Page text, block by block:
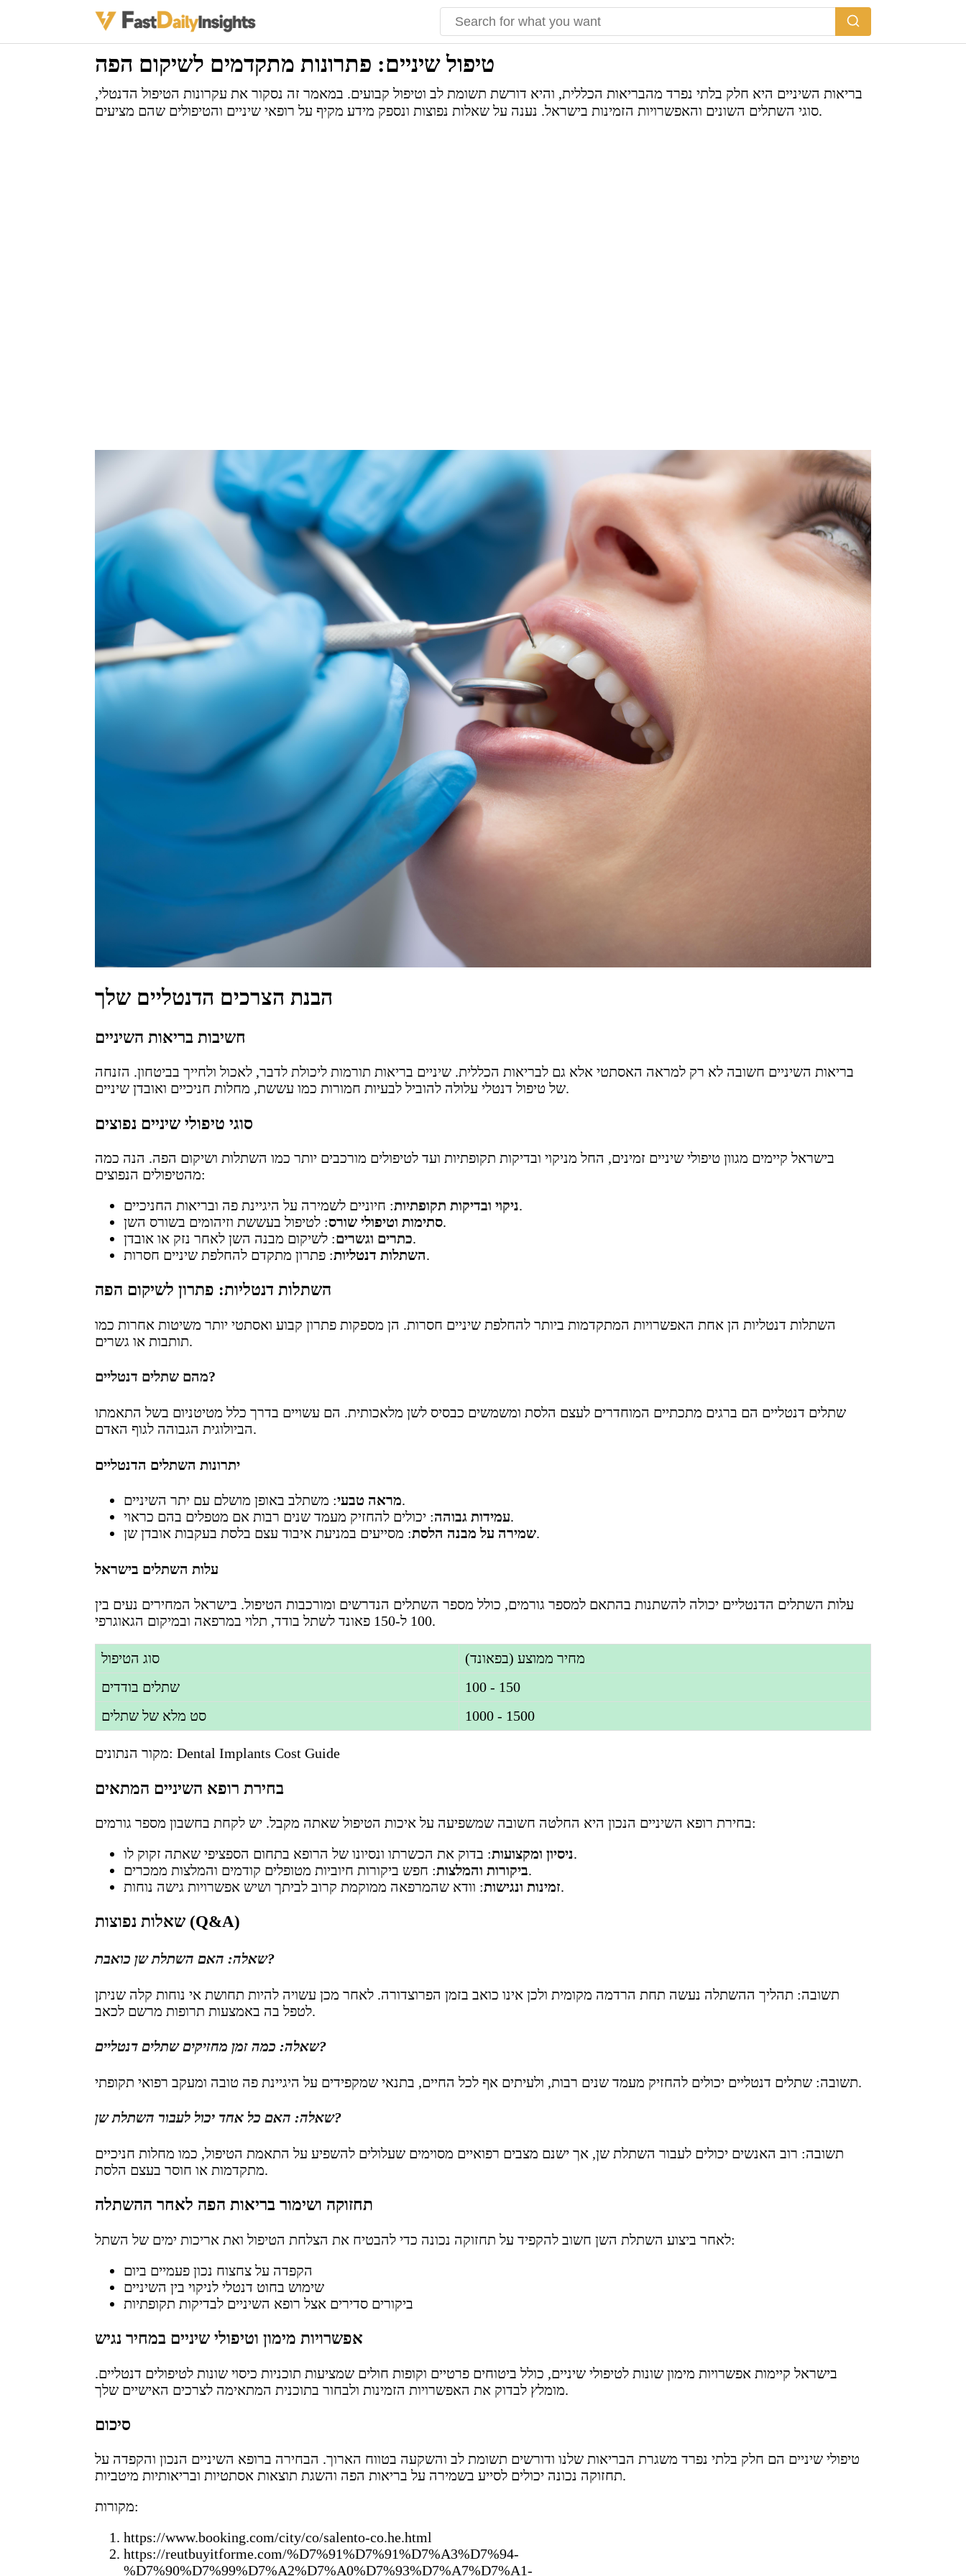
טיפול שיניים: פתרונות מתקדמים לשיקום הפה
בריאות השיניים היא חלק בלתי נפרד מהבריאות הכללית, והיא דורשת תשומת לב וטיפול קבועים. במאמר זה נסקור את עקרונות הטיפול הדנטלי,
סוגי השתלים השונים והאפשרויות הזמינות בישראל. נענה על שאלות נפוצות ונספק מידע מקיף על רופאי שיניים והטיפולים שהם מציעים.
הבנת הצרכים הדנטליים שלך
חשיבות בריאות השיניים
בריאות השיניים חשובה לא רק למראה האסתטי אלא גם לבריאות הכללית. שיניים בריאות תורמות ליכולת לדבר, לאכול ולחייך בביטחון. הזנחה
של טיפול דנטלי עלולה להוביל לבעיות חמורות כמו עששת, מחלות חניכיים ואובדן שיניים.
סוגי טיפולי שיניים נפוצים
בישראל קיימים מגוון טיפולי שיניים זמינים, החל מניקוי ובדיקות תקופתיות ועד לטיפולים מורכבים יותר כמו השתלות ושיקום הפה. הנה כמה
מהטיפולים הנפוצים:
ניקוי ובדיקות תקופתיות: חיוניים לשמירה על היגיינת פה ובריאות החניכיים.
סתימות וטיפולי שורס: לטיפול בעששת וזיהומים בשורס השן.
כתרים וגשרים: לשיקום מבנה השן לאחר נזק או אובדן.
השתלות דנטליות: פתרון מתקדם להחלפת שיניים חסרות.
השתלות דנטליות: פתרון לשיקום הפה
השתלות דנטליות הן אחת האפשרויות המתקדמות ביותר להחלפת שיניים חסרות. הן מספקות פתרון קבוע ואסתטי יותר משיטות אחרות כמו
תותבות או גשרים.
מהם שתלים דנטליים?
שתלים דנטליים הם ברגים מתכתיים המוחדרים לעצם הלסת ומשמשים כבסיס לשן מלאכותית. הם עשויים בדרך כלל מטיטניום בשל התאמתו
הביולוגית הגבוהה לגוף האדם.
יתרונות השתלים הדנטליים
מראה טבעי: משתלב באופן מושלם עם יתר השיניים.
עמידות גבוהה: יכולים להחזיק מעמד שנים רבות אם מטפלים בהם כראוי.
שמירה על מבנה הלסת: מסייעים במניעת איבוד עצם בלסת בעקבות אובדן שן.
עלות השתלים בישראל
עלות השתלים הדנטליים יכולה להשתנות בהתאם למספר גורמים, כולל מספר השתלים הנדרשים ומורכבות הטיפול. בישראל המחירים נעים בין
100 ל-150 פאונד לשתל בודד, תלוי במרפאה ובמיקום הגאוגרפי.
סוג הטיפול
מחיר ממוצע (בפאונד)
שתלים בודדים
100 - 150
סט מלא של שתלים
1000 - 1500
מקור הנתונים: Dental Implants Cost Guide
בחירת רופא השיניים המתאים
בחירת רופא השיניים הנכון היא החלטה חשובה שמשפיעה על איכות הטיפול שאתה מקבל. יש לקחת בחשבון מספר גורמים:
ניסיון ומקצועות: בדוק את הכשרתו ונסיונו של הרופא בתחום הספציפי שאתה זקוק לו.
ביקורות והמלצות: חפש ביקורות חיוביות מטופלים קודמים והמלצות ממכרים.
זמינות ונגישות: וודא שהמרפאה ממוקמת קרוב לביתך ושיש אפשרויות גישה נוחות.
שאלות נפוצות (Q&A)
שאלה: האם השתלת שן כואבת?
תשובה: תהליך ההשתלה נעשה תחת הרדמה מקומית ולכן אינו כואב בזמן הפרוצדורה. לאחר מכן עשויה להיות תחושת אי נוחות קלה שניתן
לטפל בה באמצעות תרופות מרשם לכאב.
שאלה: כמה זמן מחזיקים שתלים דנטליים?
תשובה: שתלים דנטליים יכולים להחזיק מעמד שנים רבות, ולעיתים אף לכל החיים, בתנאי שמקפידים על היגיינת פה טובה ומעקב רפואי תקופתי.
שאלה: האם כל אחד יכול לעבור השתלת שן?
תשובה: רוב האנשים יכולים לעבור השתלת שן, אך ישנם מצבים רפואיים מסוימים שעלולים להשפיע על התאמת הטיפול, כמו מחלות חניכיים
מתקדמות או חוסר בעצם הלסת.
תחזוקה ושימור בריאות הפה לאחר ההשתלה
לאחר ביצוע השתלת השן חשוב להקפיד על תחזוקה נכונה כדי להבטיח את הצלחת הטיפול ואת אריכות ימים של השתל:
הקפדה על צחצוח נכון פעמיים ביום
שימוש בחוט דנטלי לניקוי בין השיניים
ביקורים סדירים אצל רופא השיניים לבדיקות תקופתיות
אפשרויות מימון וטיפולי שיניים במחיר נגיש
בישראל קיימות אפשרויות מימון שונות לטיפולי שיניים, כולל ביטוחים פרטיים וקופות חולים שמציעות תוכניות כיסוי שונות לטיפולים דנטליים.
מומלץ לבדוק את האפשרויות הזמינות ולבחור בתוכנית המתאימה לצרכים האישיים שלך.
סיכום
טיפולי שיניים הם חלק בלתי נפרד משגרת הבריאות שלנו ודורשים תשומת לב והשקעה בטווח הארוך. הבחירה ברופא השיניים הנכון והקפדה על
תחזוקה נכונה יכולים לסייע בשמירה על בריאות הפה והשגת תוצאות אסתטיות ובריאותיות מיטביות.
מקורות:
https://www.booking.com/city/co/salento-co.he.html
https://reutbuyitforme.com/%D7%91%D7%91%D7%A3%D7%94-
%D7%90%D7%99%D7%A2%D7%A0%D7%93%D7%A7%D7%A1-